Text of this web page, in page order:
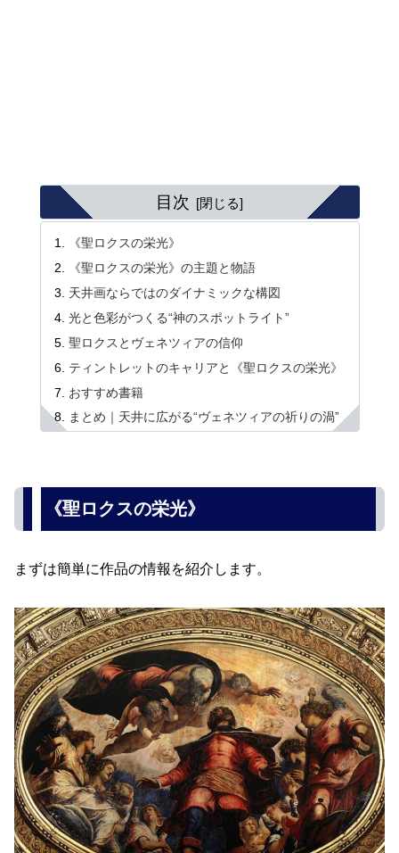
目次
《聖ロクスの栄光》
《聖ロクスの栄光》の主題と物語
天井画ならではのダイナミックな構図
光と色彩がつくる“神のスポットライト”
聖ロクスとヴェネツィアの信仰
ティントレットのキャリアと《聖ロクスの栄光》
おすすめ書籍
まとめ｜天井に広がる“ヴェネツィアの祈りの渦”
《聖ロクスの栄光》
まずは簡単に作品の情報を紹介します。